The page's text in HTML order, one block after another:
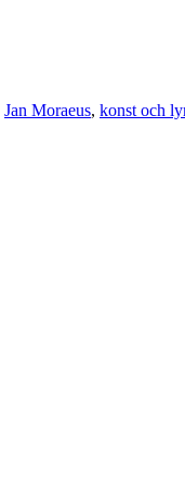
Jan Moraeus, konst och